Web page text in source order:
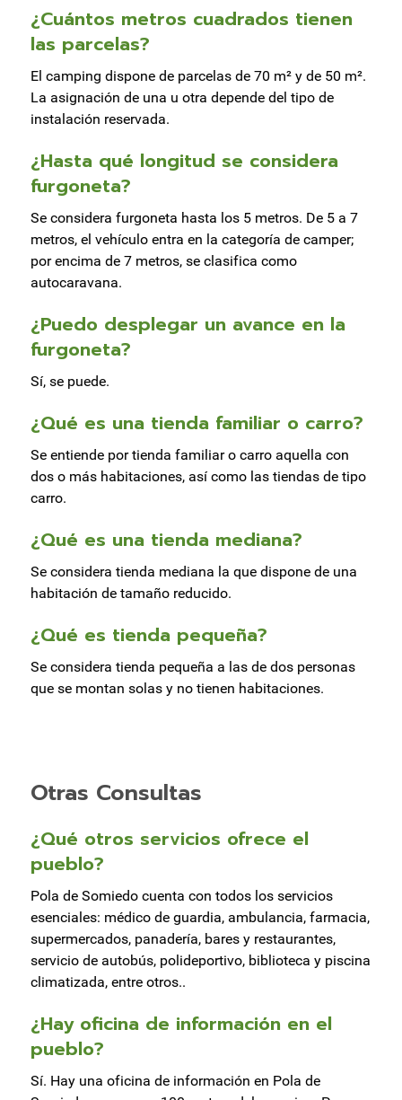
¿Cuántos metros cuadrados tienen
las parcelas?
El camping dispone de parcelas de 70 m² y de 50 m².
La asignación de una u otra depende del tipo de
instalación reservada.
¿Hasta qué longitud se considera
furgoneta?
Se considera furgoneta hasta los 5 metros. De 5 a 7
metros, el vehículo entra en la categoría de camper;
por encima de 7 metros, se clasifica como
autocaravana.
¿Puedo desplegar un avance en la
furgoneta?
Sí, se puede.
¿Qué es una tienda familiar o carro?
Se entiende por tienda familiar o carro aquella con
dos o más habitaciones, así como las tiendas de tipo
carro.
¿Qué es una tienda mediana?
Se considera tienda mediana la que dispone de una
habitación de tamaño reducido.
¿Qué es tienda pequeña?
Se considera tienda pequeña a las de dos personas
que se montan solas y no tienen habitaciones.
Otras Consultas
¿Qué otros servicios ofrece el
pueblo?
Pola de Somiedo cuenta con todos los servicios
esenciales: médico de guardia, ambulancia, farmacia,
supermercados, panadería, bares y restaurantes,
servicio de autobús, polideportivo, biblioteca y piscina
climatizada, entre otros..
¿Hay oficina de información en el
pueblo?
Sí. Hay una oficina de información en Pola de